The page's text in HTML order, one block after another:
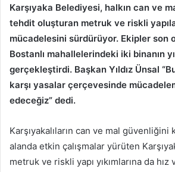
Karşıyaka Belediyesi, halkın can ve
tehdit oluşturan metruk ve riskli
mücadelesini sürdürüyor. Ekipler son
Bostanlı mahallelerindeki iki binanın
gerçekleştirdi. Başkan Yıldız Ünsal
karşı yasalar çerçevesinde
edeceğiz” dedi.
Karşıyakalıların can ve mal
alanda etkin çalışmalar yürüten
metruk ve riskli yapı yıkımlarına da